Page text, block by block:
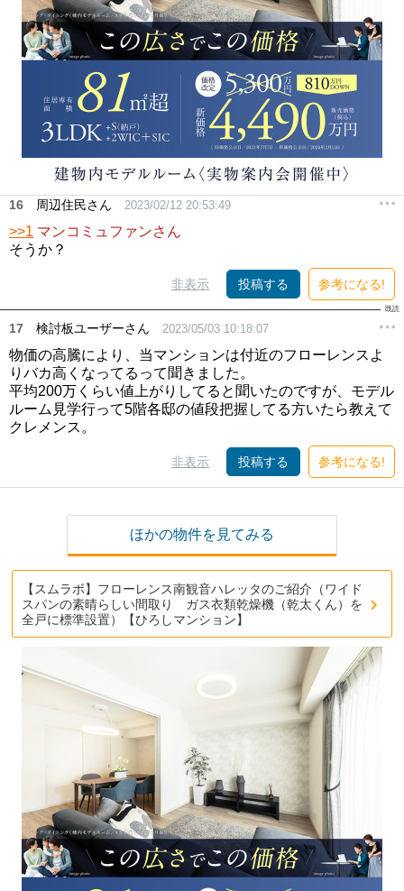
16 周辺住民さん 2023/02/12 20:53:49
>>1 マンコミュファンさん
そうか？
非表示 投稿する 参考になる!
17 検討板ユーザーさん 2023/05/03 10:18:07
物価の高騰により、当マンションは付近のフローレンスよ
りバカ高くなってるって聞きました。
平均200万くらい値上がりしてると聞いたのですが、モデル
ルーム見学行って5階各邸の値段把握してる方いたら教えて
クレメンス。
非表示 投稿する 参考になる!
ほかの物件を見てみる
【スムラボ】フローレンス南観音ハレッタのご紹介（ワイド
スパンの素晴らしい間取り ガス衣類乾燥機（乾太くん）を
全戸に標準設置）【ひろしマンション】